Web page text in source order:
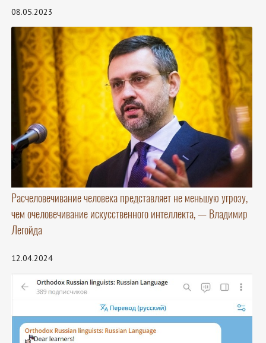
08.05.2023
Расчеловечивание человека представляет не меньшую угрозу,
чем очеловечивание искусственного интеллекта, — Владимир
Легойда
12.04.2024